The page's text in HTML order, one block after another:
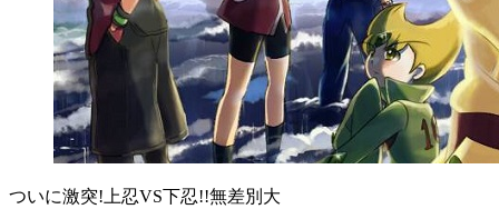
ついに激突!上忍VS下忍!!無差別大